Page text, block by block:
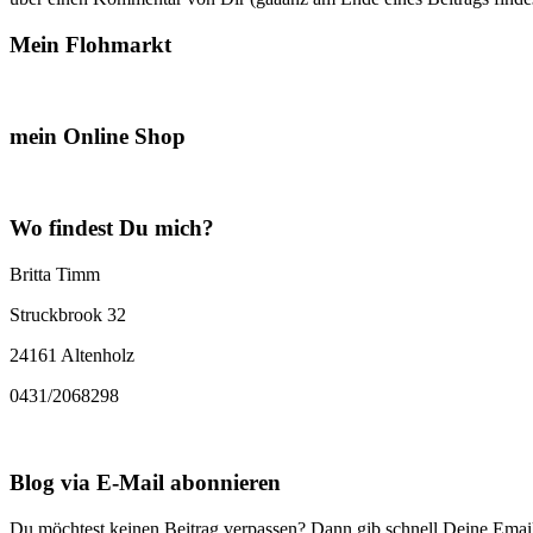
Mein Flohmarkt
mein Online Shop
Wo findest Du mich?
Britta Timm
Struckbrook 32
24161 Altenholz
0431/2068298
Blog via E-Mail abonnieren
Du möchtest keinen Beitrag verpassen? Dann gib schnell Deine